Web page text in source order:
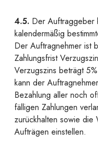
4.5. Der Auftraggeber
kalendermäßig
Der Auftragnehmer ist
Zahlungsfrist
Verzugszins beträgt
kann der
Bezahlung aller noch
fälligen Zahlungen
zurückhalten sowie die
Aufträgen einstellen.